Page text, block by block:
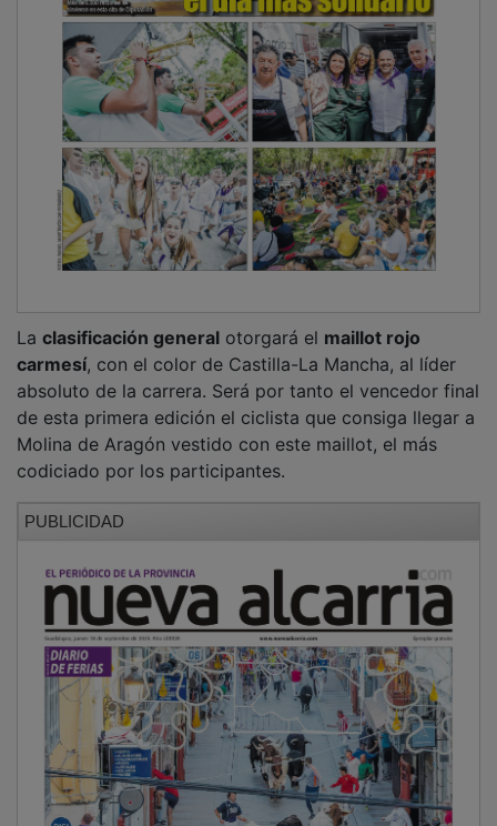
carmesí, con el color de Castilla-La Mancha, al líder
absoluto de la carrera. Será por tanto el vencedor final
de esta primera edición el ciclista que consiga llegar a
Molina de Aragón vestido con este maillot, el más
codiciado por los participantes.